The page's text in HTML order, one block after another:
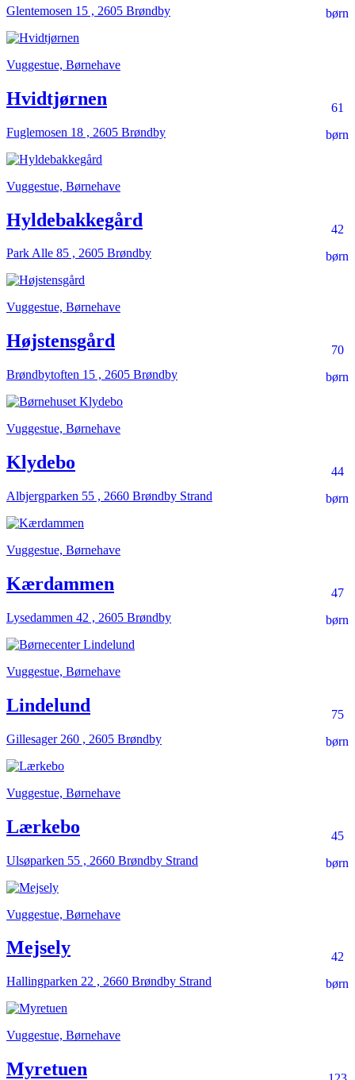
børn
Glentemosen 15 , 2605 Brøndby
Vuggestue, Børnehave
61
børn
Hvidtjørnen
Fuglemosen 18 , 2605 Brøndby
Vuggestue, Børnehave
42
børn
Hyldebakkegård
Park Alle 85 , 2605 Brøndby
Vuggestue, Børnehave
70
børn
Højstensgård
Brøndbytoften 15 , 2605 Brøndby
Vuggestue, Børnehave
44
børn
Klydebo
Albjergparken 55 , 2660 Brøndby Strand
Vuggestue, Børnehave
47
børn
Kærdammen
Lysedammen 42 , 2605 Brøndby
Vuggestue, Børnehave
75
børn
Lindelund
Gillesager 260 , 2605 Brøndby
Vuggestue, Børnehave
45
børn
Lærkebo
Ulsøparken 55 , 2660 Brøndby Strand
Vuggestue, Børnehave
42
børn
Mejsely
Hallingparken 22 , 2660 Brøndby Strand
Vuggestue, Børnehave
Myretuen